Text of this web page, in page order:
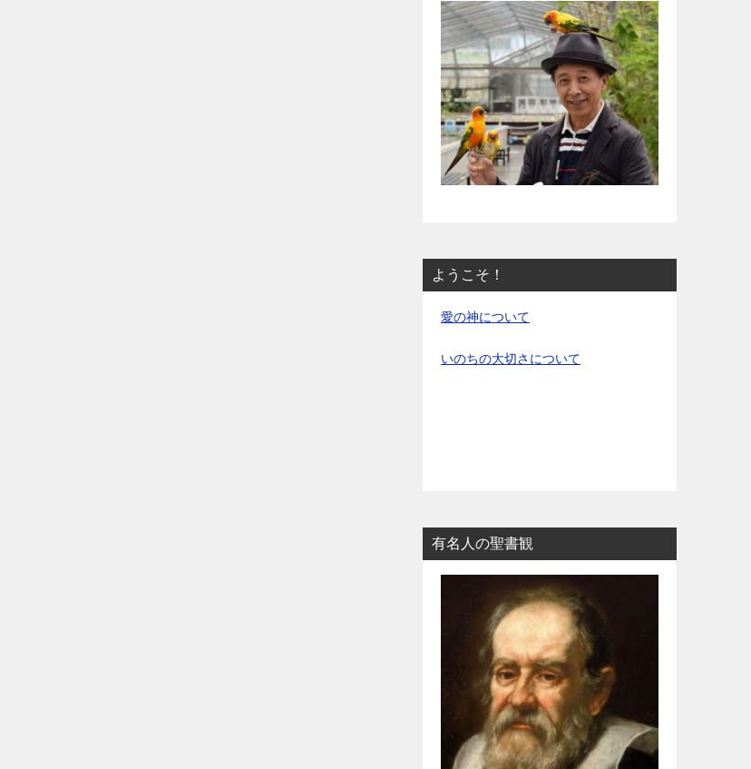
ようこそ！
愛の神について
いのちの大切さについて
有名人の聖書観